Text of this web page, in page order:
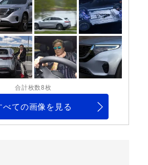
合計枚数8枚
べての画像を見る